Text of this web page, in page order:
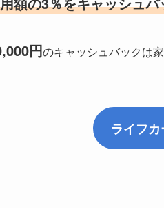
円のキャッシュバックは
ライフ